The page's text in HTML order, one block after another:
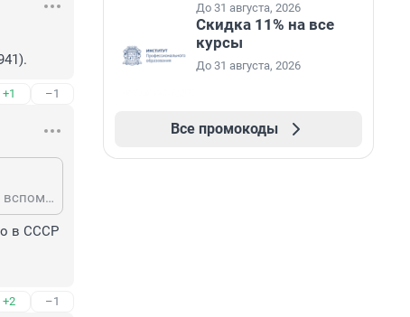
+1 –1
Если о максимально похожей литературной конкретике, то первым делом вспоминается разумеется Хайлайн с его "Домом, который построил Тил" (1941).
в СССР
+2 –1
До 31 августа, 2026
Скидка 11% на все
курсы
До 31 августа, 2026
Все промокоды